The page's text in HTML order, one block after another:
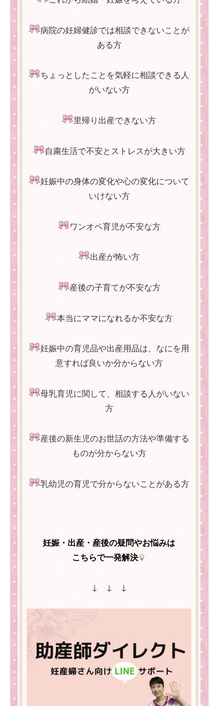
病院の妊婦健診では相談できないことが
ある方
ちょっとしたことを気軽に相談できる人
がいない方
里帰り出産できない方
自粛生活で不安とストレスが大きい方
妊娠中の身体の変化や心の変化について
いけない方
ワンオペ育児が不安な方
出産が怖い方
産後の子育てが不安な方
本当にママになれるか不安な方
妊娠中の育児品や出産用品は、なにを用
意すれば良いか分からない方
母乳育児に関して、相談する人がいない
方
産後の新生児のお世話の方法や準備する
ものが分からない方
乳幼児の育児で分からないことがある方
妊娠・出産・産後の疑問やお悩みは
こちらで一発解決
↓ ↓ ↓